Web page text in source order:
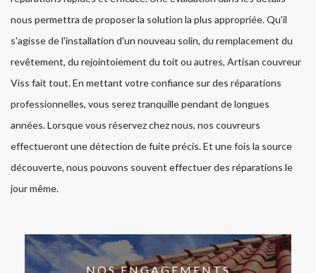
nous permettra de proposer la solution la plus appropriée. Qu'il
s'agisse de l'installation d'un nouveau solin, du remplacement du
revêtement, du rejointoiement du toit ou autres, Artisan couvreur
Viss fait tout. En mettant votre confiance sur des réparations
professionnelles, vous serez tranquille pendant de longues
années. Lorsque vous réservez chez nous, nos couvreurs
effectueront une détection de fuite précis. Et une fois la source
découverte, nous pouvons souvent effectuer des réparations le
jour même.
NOS ENGAGEMENTS